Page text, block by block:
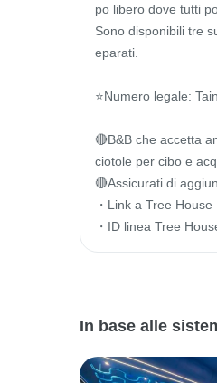
po libero dove tutti
Sono disponibili tre
eparati.
⭐Numero legale:
🔴B&B che accetta
ciotole per cibo e
🔴Assicurati di
・Link a Tree
・ID linea Tree
In base alle